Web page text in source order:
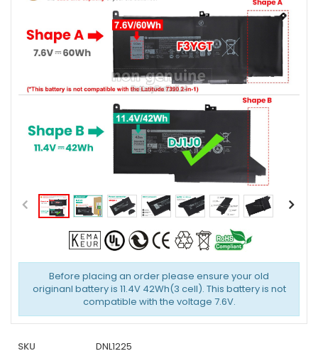
Before placing an order please ensure your old
originanl battery is 11.4V 42Wh(3 cell). This battery is not
compatible with the voltage 7.6V.
SKU
DNL1225